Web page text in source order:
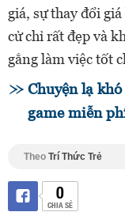
giá, sự thay đổi
cử chỉ rất đẹp và
gắng làm việc tốt
Chuyện lạ
game miễn
Theo Trí Thức Trẻ
0
CHIA SẺ